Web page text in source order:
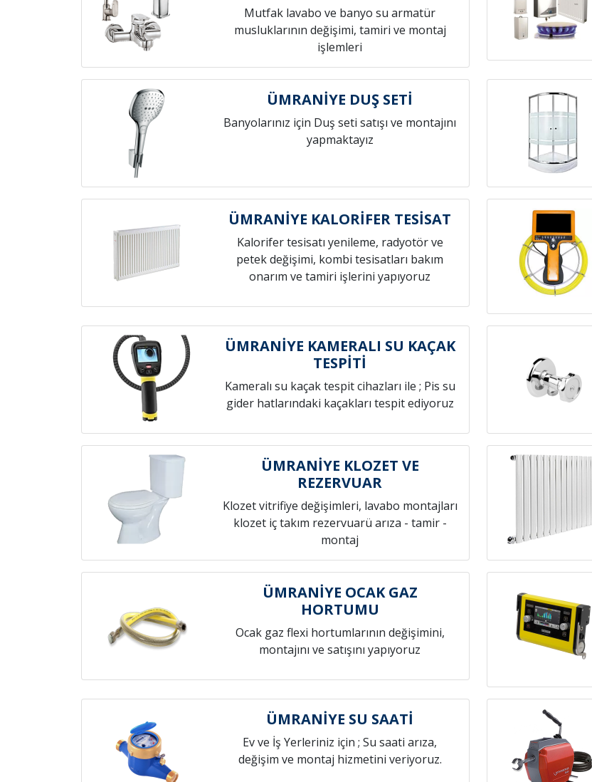
Mutfak lavabo ve banyo su armatür
musluklarının değişimi, tamiri ve montaj
işlemleri
ÜMRANİYE DUŞ SETİ
Banyolarınız için Duş seti satışı ve montajını
yapmaktayız
ÜMRANİYE KALORİFER TESİSAT
Kalorifer tesisatı yenileme, radyotör ve
petek değişimi, kombi tesisatları bakım
onarım ve tamiri işlerini yapıyoruz
ÜMRANİYE KAMERALI SU KAÇAK
TESPİTİ
Kameralı su kaçak tespit cihazları ile ; Pis su
gider hatlarındaki kaçakları tespit ediyoruz
ÜMRANİYE KLOZET VE
REZERVUAR
Klozet vitrifiye değişimleri, lavabo montajları
klozet iç takım rezervuarü arıza - tamir -
montaj
ÜMRANİYE OCAK GAZ
HORTUMU
Ocak gaz flexi hortumlarının değişimini,
montajını ve satışını yapıyoruz
ÜMRANİYE SU SAATİ
Ev ve İş Yerleriniz için ; Su saati arıza,
değişim ve montaj hizmetini veriyoruz.